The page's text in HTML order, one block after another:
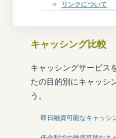
リンクについて
キャッシング比較
キャッシングサービス
たの目的別にキャッシ
う。
即日融資可能なキャッシ